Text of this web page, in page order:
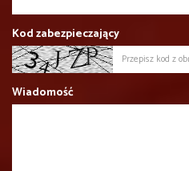
Kod zabezpieczający
Wiadomość